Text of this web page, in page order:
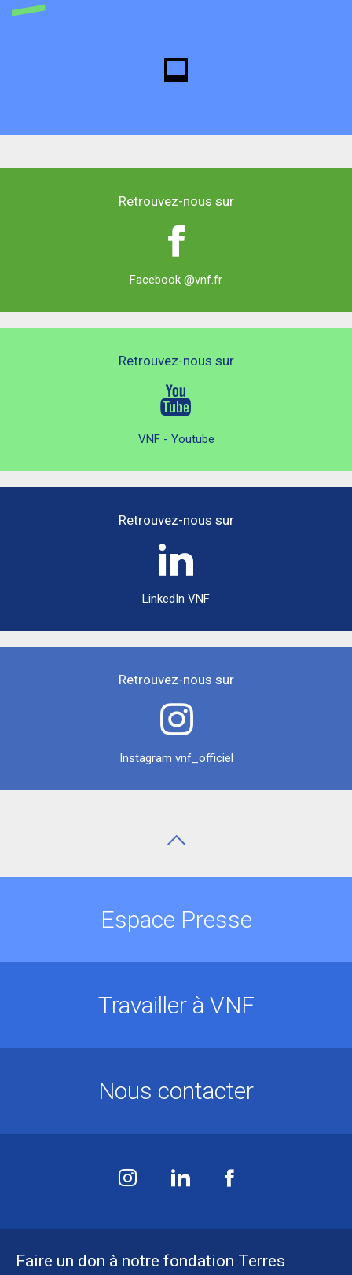
Retrouvez-nous sur
Facebook @vnf.fr
Retrouvez-nous sur
VNF - Youtube
Retrouvez-nous sur
LinkedIn VNF
Retrouvez-nous sur
Instagram vnf_officiel
Faire un don à notre fondation Terres
Espace Presse
Travailler à VNF
Nous contacter